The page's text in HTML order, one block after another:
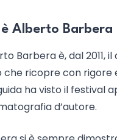
Alberto Barbera
Barbera è, dal 2011,
che ricopre con rigore
ha visto il festival
d’autore.